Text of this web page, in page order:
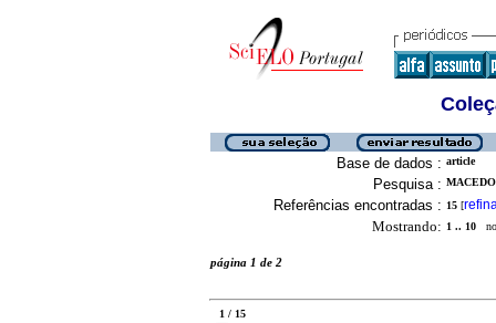
Base de dados : article
Pesquisa :
Referências encontradas : 15 [
Mostrando: 1 .. 10
página 1 de 2
1 / 15